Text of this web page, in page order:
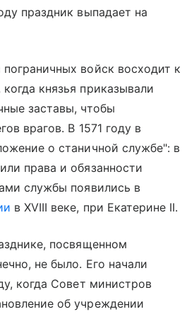
праздник выпадает на
войск восходит к
князья приказывали
заставы, чтобы
врагов. В 1571 году в
о станичной службе": в
права и обязанности
службы появились в
в XVIII веке, при Екатерине II.
посвященном
не было. Его начали
когда Совет министров
об учреждении